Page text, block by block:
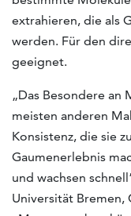
extrahieren, die als
werden. Für den
geeignet.
„Das Besondere
meisten anderen
Konsistenz, die sie
Gaumenerlebnis
und wachsen
Universität